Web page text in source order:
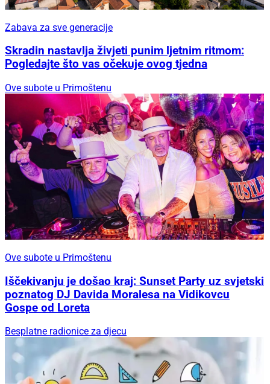
Zabava za sve generacije
Skradin nastavlja živjeti punim ljetnim ritmom:
Pogledajte što vas očekuje ovog tjedna
Ove subote u Primoštenu
Ove subote u Primoštenu
Iščekivanju je došao kraj: Sunset Party uz svjetski
poznatog DJ Davida Moralesa na Vidikovcu
Gospe od Loreta
Besplatne radionice za djecu